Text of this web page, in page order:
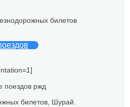
билетов
поездов ржд
билетов, Шурай.